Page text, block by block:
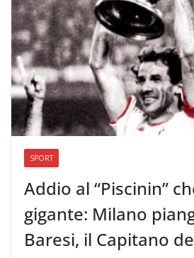
SPORT
Addio al “Piscinin”
gigante: Milano
Baresi, il Capitano